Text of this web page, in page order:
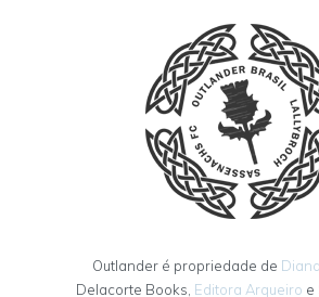
Outlander é propriedade de
Delacorte Books, Editora Arqueiro e